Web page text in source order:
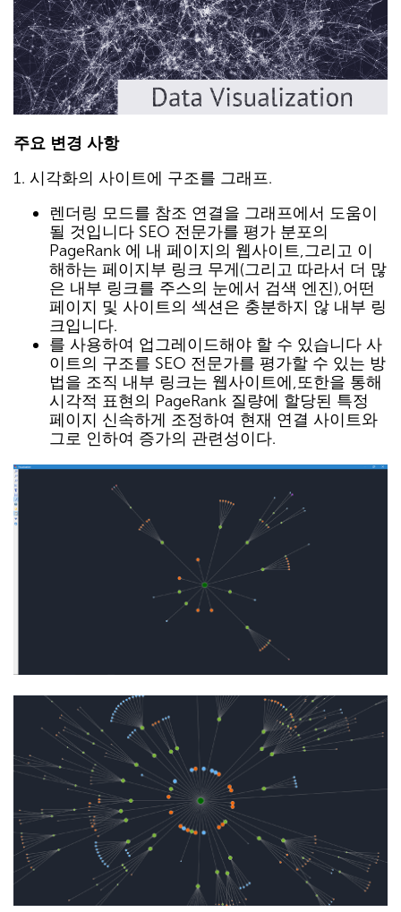
주요 변경 사항
1. 시각화의 사이트에 구조를 그래프.
렌더링 모드를 참조 연결을 그래프에서 도움이
될 것입니다 SEO 전문가를 평가 분포의
PageRank 에 내 페이지의 웹사이트,그리고 이
해하는 페이지부 링크 무게(그리고 따라서 더 많
은 내부 링크를 주스의 눈에서 검색 엔진),어떤
페이지 및 사이트의 섹션은 충분하지 않 내부 링
크입니다.
를 사용하여 업그레이드해야 할 수 있습니다 사
이트의 구조를 SEO 전문가를 평가할 수 있는 방
법을 조직 내부 링크는 웹사이트에,또한을 통해
시각적 표현의 PageRank 질량에 할당된 특정
페이지 신속하게 조정하여 현재 연결 사이트와
그로 인하여 증가의 관련성이다.